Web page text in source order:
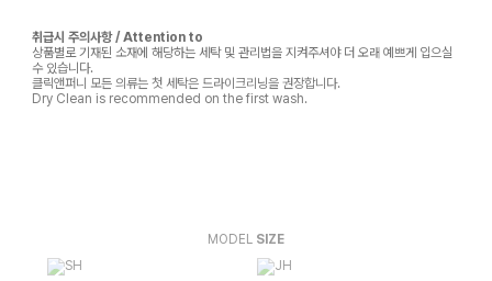
취급시 주의사항 / Attention to
상품별로 기재된 소재에 해당하는 세탁 및 관리법을 지켜주셔야 더 오래 예쁘게 입으실
수 있습니다.
클릭앤퍼니 모든 의류는 첫 세탁은 드라이크리닝을 권장합니다.
Dry Clean is recommended on the first wash.
MODEL SIZE